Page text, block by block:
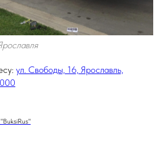
ул. Свободы, 16, Ярославль,